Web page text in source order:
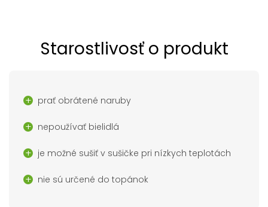
Starostlivosť o produkt
prať obrátené naruby
nepoužívať bielidlá
je možné sušiť v sušičke pri nízkych teplotách
nie sú určené do topánok